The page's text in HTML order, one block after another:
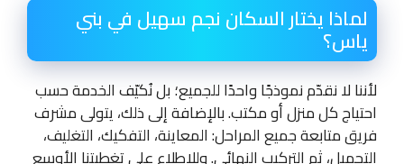
لماذا يختار السكان نجم سهيل في بني
ياس؟
لأننا لا نقدّم نموذجًا واحدًا للجميع؛ بل نُكيّف الخدمة حسب
احتياج كل منزل أو مكتب. بالإضافة إلى ذلك، يتولى مشرف
فريق متابعة جميع المراحل: المعاينة، التفكيك، التغليف،
التحميل، ثم التركيب النهائي. وللاطلاع على تغطيتنا الأوسع